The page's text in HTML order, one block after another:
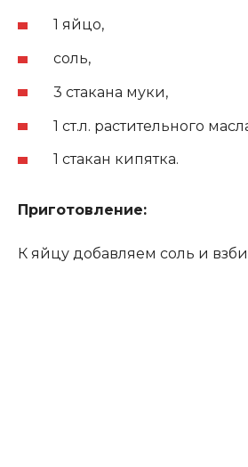
1 яйцо,
соль,
3 стакана муки,
1 ст.л. растительного
1 стакан кипятка.
Приготовление:
К яйцу добавляем соль и